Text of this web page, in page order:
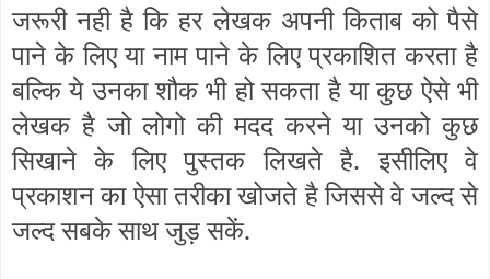
जरूरी नही है कि हर लेखक अपनी किताब को पैसे
पाने के लिए या नाम पाने के लिए प्रकाशित करता है
बल्कि ये उनका शौक भी हो सकता है या कुछ ऐसे भी
लेखक है जो लोगो की मदद करने या उनको कुछ
सिखाने के लिए पुस्तक लिखते है. इसीलिए वे
प्रकाशन का ऐसा तरीका खोजते है जिससे वे जल्द से
जल्द सबके साथ जुड़ सकें.